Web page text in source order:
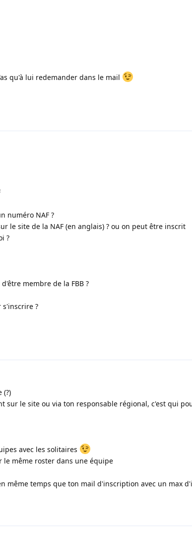
qu'à lui redemander dans le mail
numéro NAF ?
le site de la NAF (en anglais) ? ou on peut être inscrit
?
membre de la FBB ?
?
(?)
le site ou via ton responsable régional, c'est qui
avec les solitaires
le même roster dans une équipe
même temps que ton mail d'inscription avec un max